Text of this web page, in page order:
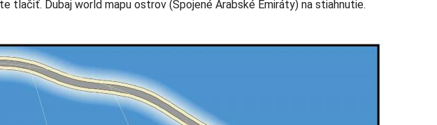
tlačiť. Dubaj world mapu ostrov (Spojené Arabské Emiráty) na stiahnutie.